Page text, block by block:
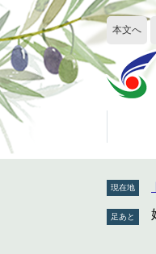
ペ
ー
ジ
の
先
頭
で
す
メ
ニ
ュ
ー
を
飛
ば
し
本文へ
現在地